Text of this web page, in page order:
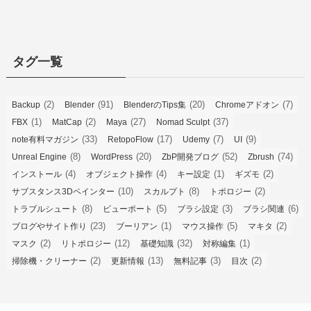
タグ一覧
Backup (2) Blender (91) BlenderのTips集 (20) Chromeアドオン (7)
FBX (1) MatCap (2) Maya (27) Nomad Sculpt(37)
note有料マガジン (33) RetopoFlow (17) Udemy (7) UI (9)
Unreal Engine (8) WordPress (20) ZbP開発ブログ (52) Zbrush (74)
インストール (4) オブジェクト操作 (4) キー設定 (1) ギズモ (2)
サブスタンス3Dペインター (10) スカルプト (8) トポロジー (2)
トラブルシュート (8) ビューポート (5) ブラシ設定 (3) ブラシ関連 (6)
ブログやサイト作り (23) ブーリアン (1) マウス操作 (5) マキタ (2)
マスク (2) リトポロジー (12) 基礎知識 (32) 対称編集 (1)
掃除機・クリーナー (2) 更新情報 (13) 無料記事 (3) 目次 (2)